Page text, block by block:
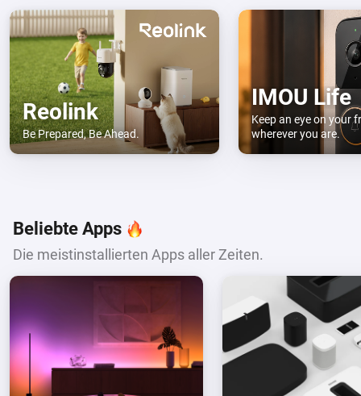
Reolink
Be Prepared, Be Ahead.
IMOU Life
Keep an eye on your
wherever you are.
Beliebte Apps
Die meistinstallierten Apps aller Zeiten.